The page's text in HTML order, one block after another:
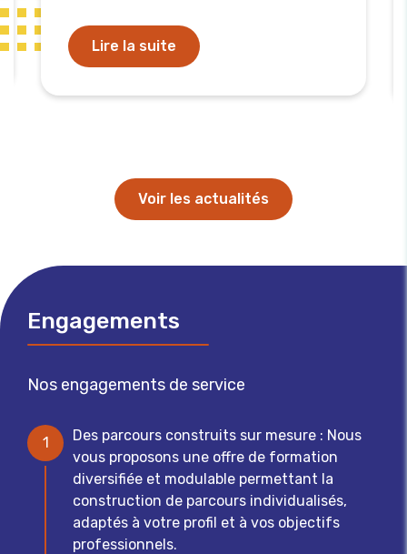
Lire la suite
Voir les actualités
Engagements
Nos engagements de service
1
Des parcours construits sur mesure : Nous
vous proposons une offre de formation
diversifiée et modulable permettant la
construction de parcours individualisés,
adaptés à votre profil et à vos objectifs
professionnels.